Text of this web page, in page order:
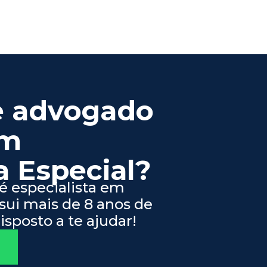
advogado
Especial?
especialista em
mais de 8 anos de
a te ajudar!